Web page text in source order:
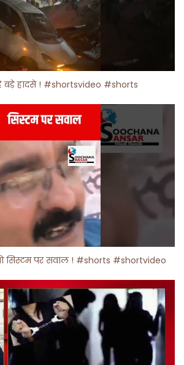
बड़े हादसे ! #shortsvideo #shorts
सिस्टम पर सवाल ! #shorts #shortvideo